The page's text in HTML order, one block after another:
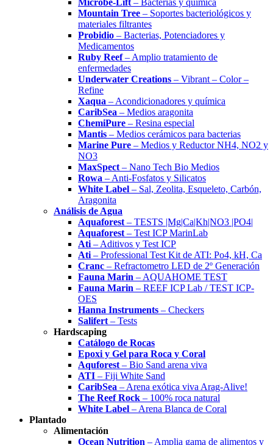
Microbe-Lift – Bacterias y química
Mountain Tree – Soportes bacteriológicos y
materiales filtrantes
Probidio – Bacterias, Potenciadores y
Medicamentos
Ruby Reef– Amplio tratamiento de
enfermedades
Underwater Creations – Vibrant – Color –
Refine
Xaqua – Acondicionadores y química
CaribSea – Medios aragonita
ChemiPure – Resina especial
Mantis – Medios cerámicos para bacterias
Marine Pure – Medios y Reductor NH4, NO2 y
NO3
MaxSpect – Nano Tech Bio Medios
Rowa – Anti-Fosfatos y Silicatos
White Label – Sal, Zeolita, Esqueleto, Carbón,
Aragonita
Análisis de Agua
Aquaforest – TESTS |Mg|Ca|Kh|NO3 |PO4|
Aquaforest – Test ICP MarinLab
Ati – Aditivos y Test ICP
Ati – Professional Test Kit de ATI: Po4, kH, Ca
Cranc – Refractometro LED de 2º Generación
Fauna Marin – AQUAHOME TEST
Fauna Marin – REEF ICP Lab / TEST ICP-
OES
Hanna Instruments – Checkers
Salifert – Tests
Hardscaping
Catálogo de Rocas
Epoxi y Gel para Roca y Coral
Aquforest – Bio Sand arena viva
ATI – Fiji White Sand
CaribSea – Arena exótica viva Arag-Alive!
The Reef Rock – 100% roca natural
White Label – Arena Blanca de Coral
Plantado
Alimentación
Ocean Nutrition – Amplia gama de alimentos y